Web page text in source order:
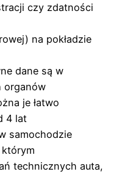
czy zdatności
na pokładzie
dane są w
organów
je łatwo
4 lat
samochodzie
technicznych auta,